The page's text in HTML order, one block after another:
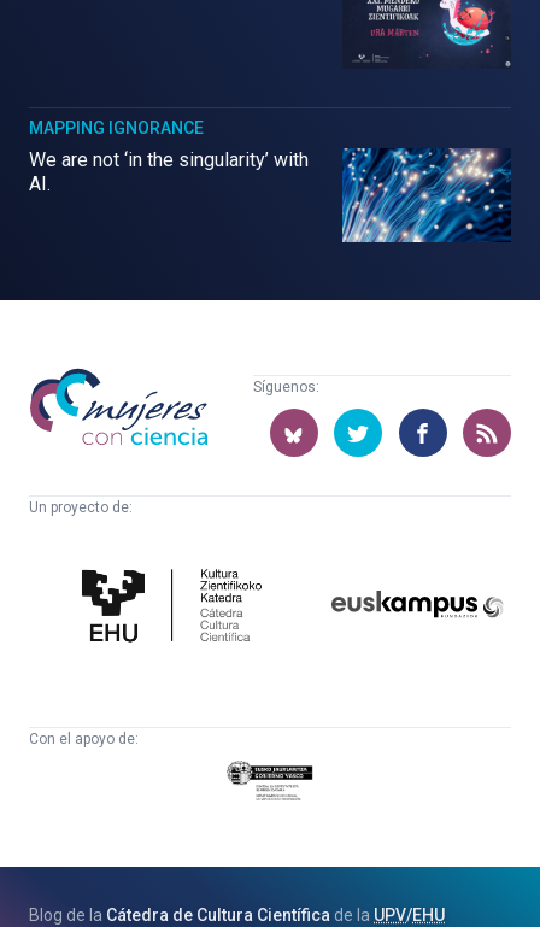
MAPPING IGNORANCE
We are not ‘in the singularity’ with
AI.
Mujeres
con
ciencia
Síguenos:
Un proyecto de:
Cultura
Científica
Con el apoyo de:
Eusko
Jaurlaritza
eta
Blog de la Cátedra de Cultura Científica de la UPV/EHU